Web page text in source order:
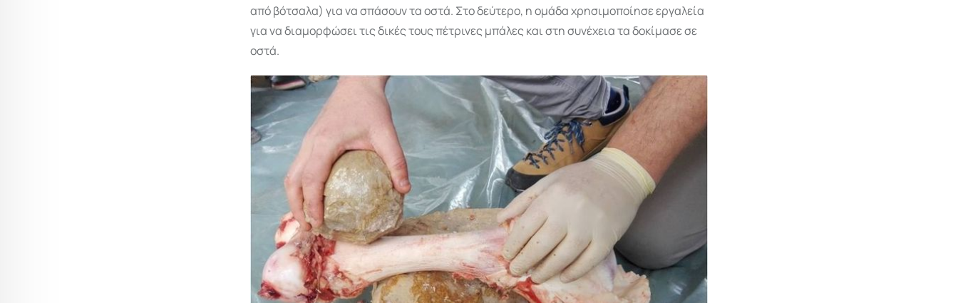
από βότσαλα) για να σπάσουν τα οστά. Στο δεύτερο, η ομάδα χρησιμοποίησε εργαλεία
για να διαμορφώσει τις δικές τους πέτρινες μπάλες και στη συνέχεια τα δοκίμασε σε
οστά.